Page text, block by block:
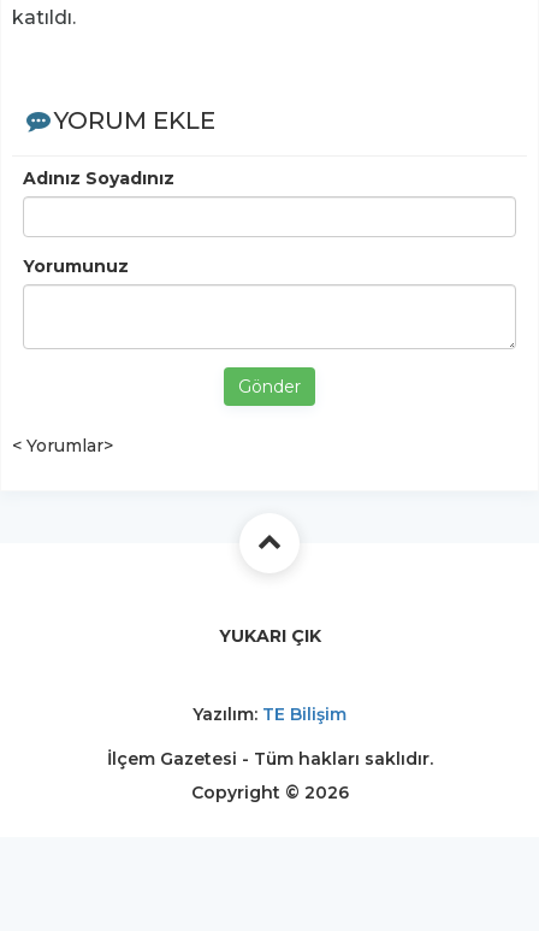
katıldı.
YORUM EKLE
Adınız Soyadınız
Yorumunuz
Gönder
< Yorumlar>
YUKARI ÇIK
Yazılım: TE Bilişim
İlçem Gazetesi - Tüm hakları saklıdır.
Copyright © 2026